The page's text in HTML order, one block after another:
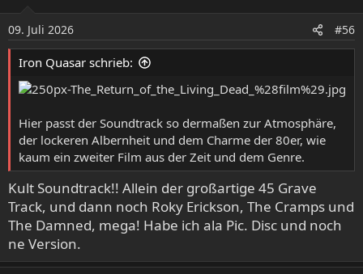
o
n
e
n
09. Juli 2026 #56
Iron Quasar schrieb:
Hier passt der Soundtrack so dermaßen zur Atmosphäre,
der lockeren Albernheit und dem Charme der 80er, wie
kaum ein zweiter Film aus der Zeit und dem Genre.
Kult Soundtrack!! Allein der großartige 45 Grave
Track, und dann noch Roky Erickson, The Cramps und
The Damned, mega! Habe ich ala Pic. Disc und noch
ne Version.